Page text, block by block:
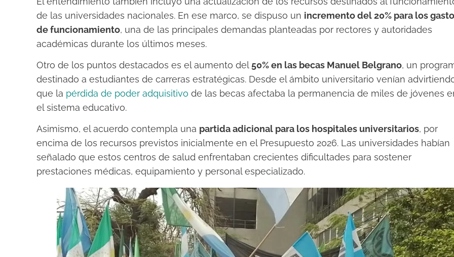
de las universidades nacionales. En ese marco, se dispuso un incremento del 20% para los
de funcionamiento, una de las principales demandas planteadas por rectores y autoridades
académicas durante los últimos meses.
Otro de los puntos destacados es el aumento del 50% en las becas Manuel Belgrano, un
destinado a estudiantes de carreras estratégicas. Desde el ámbito universitario venían
que la pérdida de poder adquisitivo de las becas afectaba la permanencia de miles de jóvenes
el sistema educativo.
Asimismo, el acuerdo contempla una partida adicional para los hospitales universitarios, por
encima de los recursos previstos inicialmente en el Presupuesto 2026. Las universidades habían
señalado que estos centros de salud enfrentaban crecientes dificultades para sostener
prestaciones médicas, equipamiento y personal especializado.